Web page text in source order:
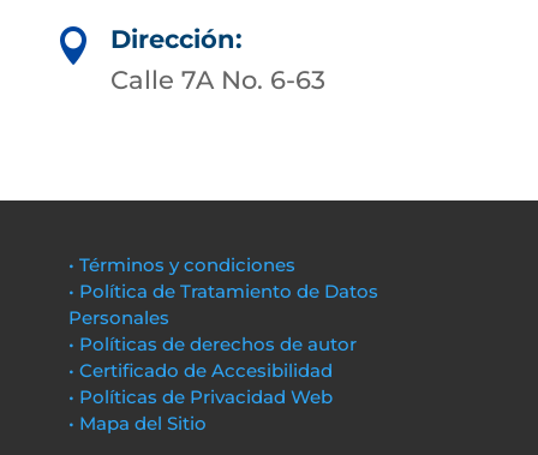

Dirección:
Calle 7A No. 6-63
• Términos y condiciones
• Política de Tratamiento de Datos
Personales
• Políticas de derechos de autor
• Certificado de Accesibilidad
• Políticas de Privacidad Web
• Mapa del Sitio